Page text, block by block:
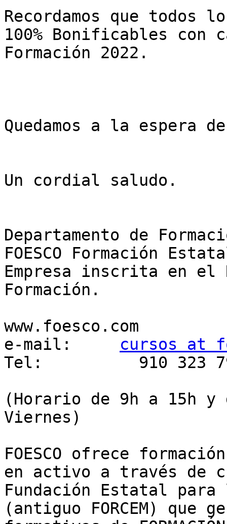
Recordamos que todos
100% Bonificables con
Formación 2022.
Quedamos a la espera
Un cordial saludo.
Departamento de
FOESCO Formación
Empresa inscrita en el
Formación.
www.foesco.com
e-mail: cursos at
Tel:          910 323
(Horario de 9h a 15h y
Viernes)
FOESCO ofrece
en activo a través de
Fundación Estatal para
(antiguo FORCEM) que